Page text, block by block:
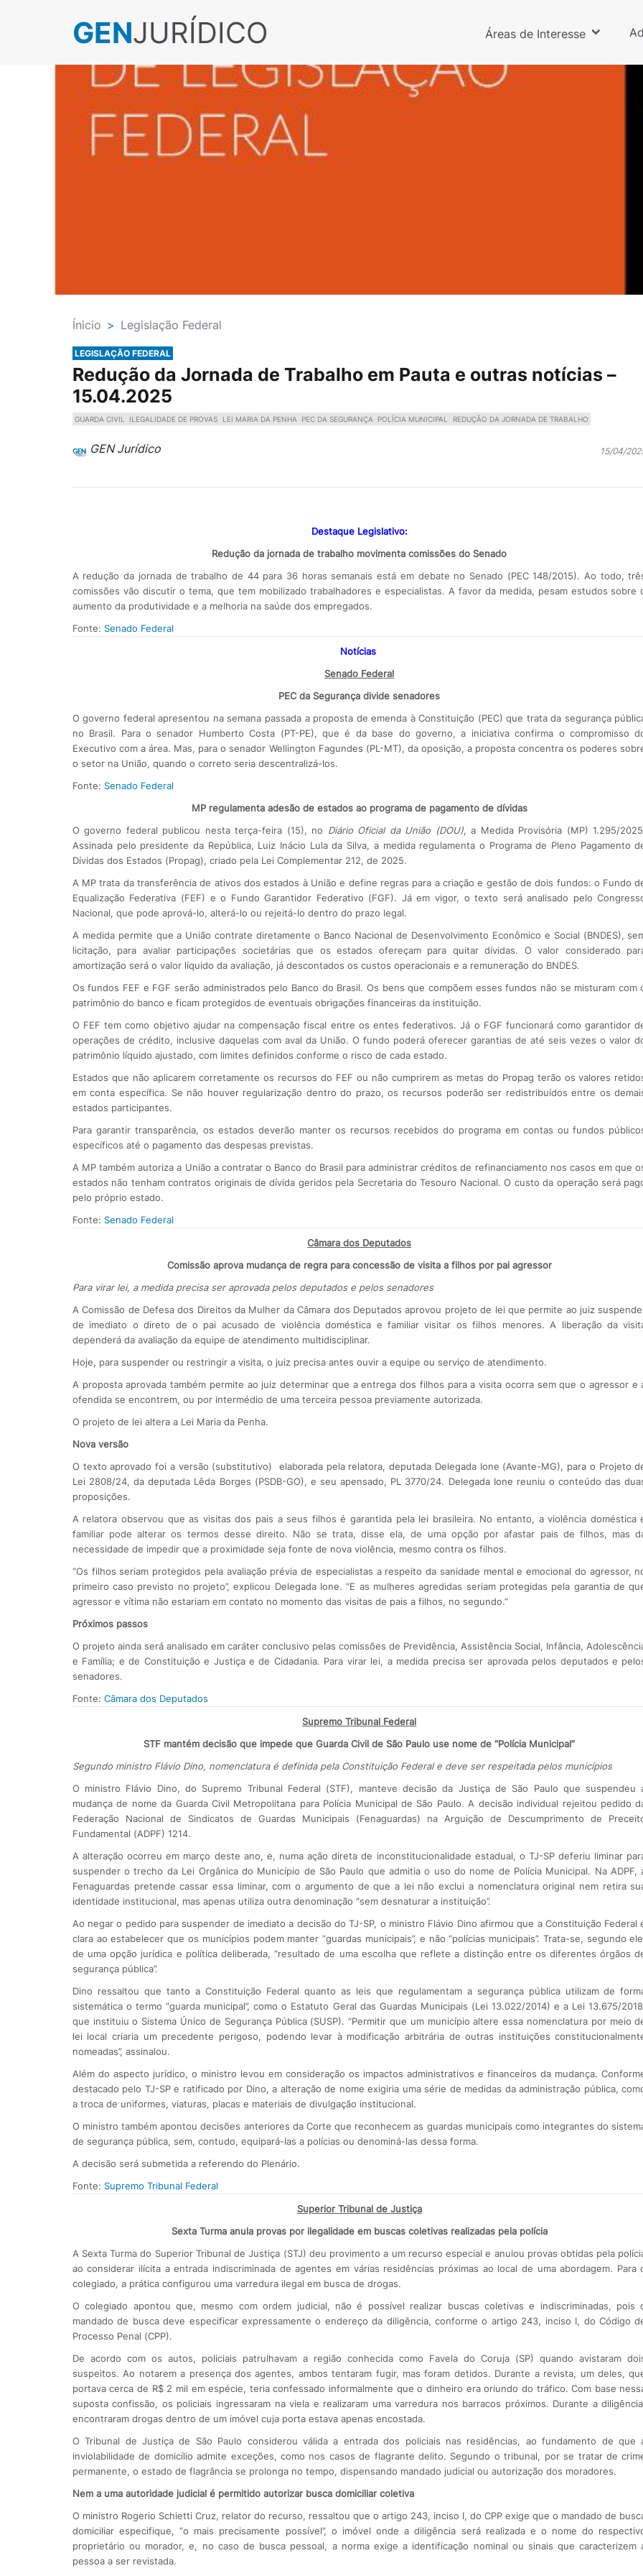
GENJURÍDICO Áreas de Interesse
Ínicio > Legislação Federal
LEGISLAÇÃO FEDERAL
Redução da Jornada de Trabalho em Pauta e outras notícias –
15.04.2025
GUARDA CIVIL ILEGALIDADE DE PROVAS LEI MARIA DA PENHA PEC DA SEGURANÇA POLÍCIA MUNICIPAL REDUÇÃO DA JORNADA DE TRABALHO
GEN Jurídico 15/04/
Destaque Legislativo:
Redução da jornada de trabalho movimenta comissões do Senado
A redução da jornada de trabalho de 44 para 36 horas semanais está em debate no Senado (PEC 148/2015). Ao todo,
comissões vão discutir o tema, que tem mobilizado trabalhadores e especialistas. A favor da medida, pesam estudos sobre
aumento da produtividade e a melhoria na saúde dos empregados.
Fonte: Senado Federal
Notícias
Senado Federal
PEC da Segurança divide senadores
O governo federal apresentou na semana passada a proposta de emenda à Constituição (PEC) que trata da segurança
no Brasil. Para o senador Humberto Costa (PT-PE), que é da base do governo, a iniciativa confirma o compromisso
Executivo com a área. Mas, para o senador Wellington Fagundes (PL-MT), da oposição, a proposta concentra os poderes
o setor na União, quando o correto seria descentralizá-los.
Fonte: Senado Federal
MP regulamenta adesão de estados ao programa de pagamento de dívidas
O governo federal publicou nesta terça-feira (15), no Diário Oficial da União (DOU), a Medida Provisória (MP) 1.295/
Assinada pelo presidente da República, Luiz Inácio Lula da Silva, a medida regulamenta o Programa de Pleno Pagamento
Dívidas dos Estados (Propag), criado pela Lei Complementar 212, de 2025.
A MP trata da transferência de ativos dos estados à União e define regras para a criação e gestão de dois fundos: o Fundo
Equalização Federativa (FEF) e o Fundo Garantidor Federativo (FGF). Já em vigor, o texto será analisado pelo
Nacional, que pode aprová-lo, alterá-lo ou rejeitá-lo dentro do prazo legal.
A medida permite que a União contrate diretamente o Banco Nacional de Desenvolvimento Econômico e Social (BNDES),
licitação, para avaliar participações societárias que os estados ofereçam para quitar dívidas. O valor considerado
amortização será o valor líquido da avaliação, já descontados os custos operacionais e a remuneração do BNDES.
Os fundos FEF e FGF serão administrados pelo Banco do Brasil. Os bens que compõem esses fundos não se misturam com
patrimônio do banco e ficam protegidos de eventuais obrigações financeiras da instituição.
O FEF tem como objetivo ajudar na compensação fiscal entre os entes federativos. Já o FGF funcionará como garantidor
operações de crédito, inclusive daquelas com aval da União. O fundo poderá oferecer garantias de até seis vezes o valor
patrimônio líquido ajustado, com limites definidos conforme o risco de cada estado.
Estados que não aplicarem corretamente os recursos do FEF ou não cumprirem as metas do Propag terão os valores
em conta específica. Se não houver regularização dentro do prazo, os recursos poderão ser redistribuídos entre os
estados participantes.
Para garantir transparência, os estados deverão manter os recursos recebidos do programa em contas ou fundos
específicos até o pagamento das despesas previstas.
A MP também autoriza a União a contratar o Banco do Brasil para administrar créditos de refinanciamento nos casos em que
estados não tenham contratos originais de dívida geridos pela Secretaria do Tesouro Nacional. O custo da operação será
pelo próprio estado.
Fonte: Senado Federal
Câmara dos Deputados
Comissão aprova mudança de regra para concessão de visita a filhos por pai agressor
Para virar lei, a medida precisa ser aprovada pelos deputados e pelos senadores
A Comissão de Defesa dos Direitos da Mulher da Câmara dos Deputados aprovou projeto de lei que permite ao juiz
de imediato o direto de o pai acusado de violência doméstica e familiar visitar os filhos menores. A liberação da
dependerá da avaliação da equipe de atendimento multidisciplinar.
Hoje, para suspender ou restringir a visita, o juiz precisa antes ouvir a equipe ou serviço de atendimento.
A proposta aprovada também permite ao juiz determinar que a entrega dos filhos para a visita ocorra sem que o agressor e
ofendida se encontrem, ou por intermédio de uma terceira pessoa previamente autorizada.
O projeto de lei altera a Lei Maria da Penha.
Nova versão
O texto aprovado foi a versão (substitutivo) elaborada pela relatora, deputada Delegada Ione (Avante-MG), para o Projeto
Lei 2808/24, da deputada Lêda Borges (PSDB-GO), e seu apensado, PL 3770/24. Delegada Ione reuniu o conteúdo das
proposições.
A relatora observou que as visitas dos pais a seus filhos é garantida pela lei brasileira. No entanto, a violência doméstica
familiar pode alterar os termos desse direito. Não se trata, disse ela, de uma opção por afastar pais de filhos, mas
necessidade de impedir que a proximidade seja fonte de nova violência, mesmo contra os filhos.
“Os filhos seriam protegidos pela avaliação prévia de especialistas a respeito da sanidade mental e emocional do agressor,
primeiro caso previsto no projeto”, explicou Delegada Ione. “E as mulheres agredidas seriam protegidas pela garantia de
agressor e vítima não estariam em contato no momento das visitas de pais a filhos, no segundo.”
Próximos passos
O projeto ainda será analisado em caráter conclusivo pelas comissões de Previdência, Assistência Social, Infância,
e Família; e de Constituição e Justiça e de Cidadania. Para virar lei, a medida precisa ser aprovada pelos deputados e
senadores.
Fonte: Câmara dos Deputados
Supremo Tribunal Federal
STF mantém decisão que impede que Guarda Civil de São Paulo use nome de “Polícia Municipal”
Segundo ministro Flávio Dino, nomenclatura é definida pela Constituição Federal e deve ser respeitada pelos municípios
O ministro Flávio Dino, do Supremo Tribunal Federal (STF), manteve decisão da Justiça de São Paulo que suspendeu
mudança de nome da Guarda Civil Metropolitana para Polícia Municipal de São Paulo. A decisão individual rejeitou pedido
Federação Nacional de Sindicatos de Guardas Municipais (Fenaguardas) na Arguição de Descumprimento de
Fundamental (ADPF) 1214.
A alteração ocorreu em março deste ano, e, numa ação direta de inconstitucionalidade estadual, o TJ-SP deferiu liminar
suspender o trecho da Lei Orgânica do Município de São Paulo que admitia o uso do nome de Polícia Municipal. Na ADPF,
Fenaguardas pretende cassar essa liminar, com o argumento de que a lei não exclui a nomenclatura original nem retira
identidade institucional, mas apenas utiliza outra denominação “sem desnaturar a instituição”.
Ao negar o pedido para suspender de imediato a decisão do TJ-SP, o ministro Flávio Dino afirmou que a Constituição Federal
clara ao estabelecer que os municípios podem manter “guardas municipais”, e não “polícias municipais”. Trata-se, segundo
de uma opção jurídica e política deliberada, “resultado de uma escolha que reflete a distinção entre os diferentes órgãos
segurança pública”.
Dino ressaltou que tanto a Constituição Federal quanto as leis que regulamentam a segurança pública utilizam de
sistemática o termo “guarda municipal”, como o Estatuto Geral das Guardas Municipais (Lei 13.022/2014) e a Lei 13.675/
que instituiu o Sistema Único de Segurança Pública (SUSP). “Permitir que um município altere essa nomenclatura por meio
lei local criaria um precedente perigoso, podendo levar à modificação arbitrária de outras instituições
nomeadas”, assinalou.
Além do aspecto jurídico, o ministro levou em consideração os impactos administrativos e financeiros da mudança.
destacado pelo TJ-SP e ratificado por Dino, a alteração de nome exigiria uma série de medidas da administração pública,
a troca de uniformes, viaturas, placas e materiais de divulgação institucional.
O ministro também apontou decisões anteriores da Corte que reconhecem as guardas municipais como integrantes do
de segurança pública, sem, contudo, equipará-las a polícias ou denominá-las dessa forma.
A decisão será submetida a referendo do Plenário.
Fonte: Supremo Tribunal Federal
Superior Tribunal de Justiça
Sexta Turma anula provas por ilegalidade em buscas coletivas realizadas pela polícia
​A Sexta Turma do Superior Tribunal de Justiça (STJ) deu provimento a um recurso especial e anulou provas obtidas pela
ao considerar ilícita a entrada indiscriminada de agentes em várias residências próximas ao local de uma abordagem. Para
colegiado, a prática configurou uma varredura ilegal em busca de drogas.
O colegiado apontou que, mesmo com ordem judicial, não é possível realizar buscas coletivas e indiscriminadas, pois
mandado de busca deve especificar expressamente o endereço da diligência, conforme o artigo 243, inciso I, do Código
Processo Penal (CPP).
De acordo com os autos, policiais patrulhavam a região conhecida como Favela do Coruja (SP) quando avistaram
suspeitos. Ao notarem a presença dos agentes, ambos tentaram fugir, mas foram detidos. Durante a revista, um deles,
portava cerca de R$ 2 mil em espécie, teria confessado informalmente que o dinheiro era oriundo do tráfico. Com base
suposta confissão, os policiais ingressaram na viela e realizaram uma varredura nos barracos próximos. Durante a
encontraram drogas dentro de um imóvel cuja porta estava apenas encostada.
O Tribunal de Justiça de São Paulo considerou válida a entrada dos policiais nas residências, ao fundamento de que
inviolabilidade de domicílio admite exceções, como nos casos de flagrante delito. Segundo o tribunal, por se tratar de
permanente, o estado de flagrância se prolonga no tempo, dispensando mandado judicial ou autorização dos moradores.
Nem a uma autoridade judicial é permitido autorizar busca domiciliar coletiva
O ministro Rogerio Schietti Cruz, relator do recurso, ressaltou que o artigo 243, inciso I, do CPP exige que o mandado de
domiciliar especifique, “o mais precisamente possível”, o imóvel onde a diligência será realizada e o nome do
proprietário ou morador, e, no caso de busca pessoal, a norma exige a identificação nominal ou sinais que caracterizem
pessoa a ser revistada.